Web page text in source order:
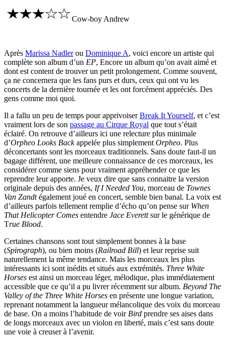
Cow-boy Andrew
Après Marissa Nadlerou Dominique A, voici encore un artiste qui
complète son album d’un EP, Encore un album qu’on avait aimé et
dont est content de trouver un petit prolongement. Comme souvent,
ça ne concernera que les fans purs et durs, ceux qui ont vu les
concerts de la dernière tournée et les ont forcément appréciés. Des
gens comme moi quoi.
Il a fallu un peu de temps pour apprivoiserBreak It Yourself, et c’est
vraiment lors de son passage au Cirque Royal que tout s’était
éclairé. On retrouve d’ailleurs ici une relecture plus minimale
d’Orpheo Looks Backappelée plus simplement Orpheo. Plus
déconcertants sont les morceaux traditionnels. Sans doute faut-il un
bagage différent, une meilleure connaissance de ces morceaux, les
considérer comme siens pour vraiment appréhender ce que les
reprendre leur apporte. Je veux dire que sans connaitre la version
originale depuis des années, If I Needed You, morceau de Townes
Van Zandtégalement joué en concert, semble bien banal. La voix est
d’ailleurs parfois tellement remplie d’écho qu’on pense sur When
That Helicopter Comes entendre Jace Everettsur le générique de
True Blood.
Certaines chansons sont tout simplement bonnes à la base
(Spirograph), ou bien moins (Railroad Bill) et leur reprise suit
naturellement la même tendance. Mais les morceaux les plus
intéressants ici sont inédits et situés aux extrémités. Three White
Horses est ainsi un morceau léger, mélodique, plus immédiatement
accessible que ce qu’il a pu livrer récemment sur album. Beyond The
Valley of the Three White Horses en présente une longue variation,
reprenant notamment la langueur mélancolique des voix du morceau
de base. On a moins l’habitude de voir Bird prendre ses aises dans
de longs morceaux avec un violon en liberté, mais c’est sans doute
une voie à creuser à l’avenir.